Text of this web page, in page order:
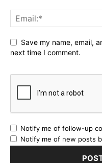
Save my name, email,
next time I comment.
Notify me of follow-up
Notify me of new posts